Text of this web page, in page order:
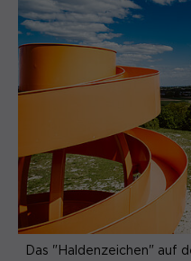
Das "Haldenzeichen" auf